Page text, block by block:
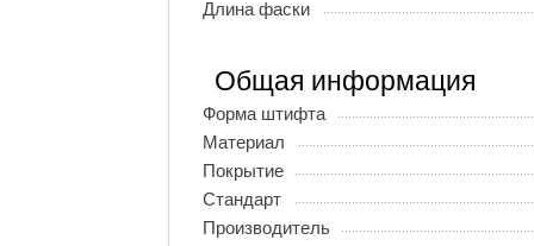
Длина фаски
Общая информация
Форма штифта
Материал
Покрытие
Стандарт
Производитель